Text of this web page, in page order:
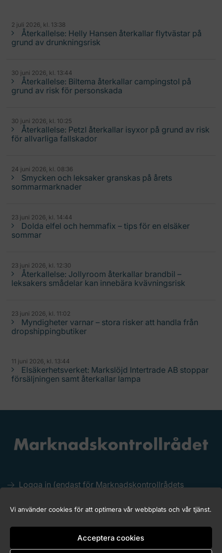
Vi använder cookies för att optimera vår webbplats och vår tjänst.
Acceptera cookies
2 juli 2026, kl. 13:38
Återkallelse: Helly Hansen återkallar flytvästar på
grund av drunkningsrisk
30 juni 2026, kl. 13:44
Återkallelse: Biltema återkallar campingstol på
grund av risk för personskada
30 juni 2026, kl. 10:25
Återkallelse: Petzl återkallar isyxor på grund av risk
för allvarliga fallskador
24 juni 2026, kl. 08:36
Smycken och leksaker granskas på årets
sommarmarknader
23 juni 2026, kl. 14:44
Dolda elfel och hemmafix – tips för en elsäker
sommar
23 juni 2026, kl. 12:30
Återkallelse: Jollyroom återkallar brandbil –
leksakers smådelar kan innebära kvävningsrisk
23 juni 2026, kl. 11:02
Myndigheter varnar – stora risker att handla från
dropshippingbutiker
11 juni 2026, kl. 13:44
Elsäkerhetsverket: Markslöjd Intertrade AB stoppar
försäljningen samt återkallar lampa
Logga in (endast för Marknadskontrollrådets
Kakor (Cookies)